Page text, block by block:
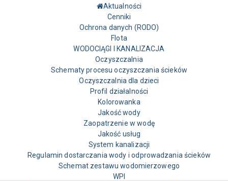
Aktualności
Cenniki
Ochrona danych (RODO)
Flota
WODOCIĄGI I KANALIZACJA
Oczyszczalnia
Schematy procesu oczyszczania ścieków
Oczyszczalnia dla dzieci
Profil działalności
Kolorowanka
Jakość wody
Zaopatrzenie w wodę
Jakość usług
System kanalizacji
Regulamin dostarczania wody i odprowadzania ścieków
Schemat zestawu wodomierzowego
WPI